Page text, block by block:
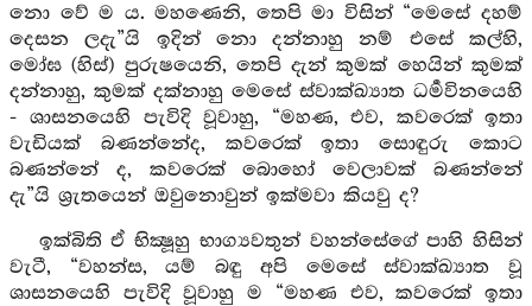
නො වේ ම ය. මහණෙනි, තෙපි මා විසින් “මෙසේ දහම්
දෙසන ලදැ”යි ඉදින් නො දන්නාහු නම් එසේ කල්හි,
මෝඝ (හිස්) පුරුෂයෙනි, තෙපි දැන් කුමක් හෙයින් කුමක්
දන්නාහු, කුමක් දක්නාහු මෙසේ ස්වාක්ඛ්‍යාත ධර්‍මවිනයෙහි
- ශාසනයෙහි පැවිදි වූවාහු, “මහණ, එව, කවරෙක් ඉතා
වැඩියක් බණන්නේද, කවරෙක් ඉතා සොඳුරු කොට
බණන්නේ ද, කවරෙක් බොහෝ වෙලාවක් බණන්නේ
දැ”යි ශ්‍රැතයෙන් ඔවුනොවුන් ඉක්මවා කියවු ද?
ඉක්බිති ඒ භික්‍ෂූහු භාග්‍යවතුන් වහන්සේගේ පාහි හිසින්
වැටී, “වහන්ස, යම් බඳු අපි මෙසේ ස්වාක්ඛ්‍යාත වූ
ශාසනයෙහි පැවිදි වූවාහු ම “මහණ එව, කවරෙක් ඉතා